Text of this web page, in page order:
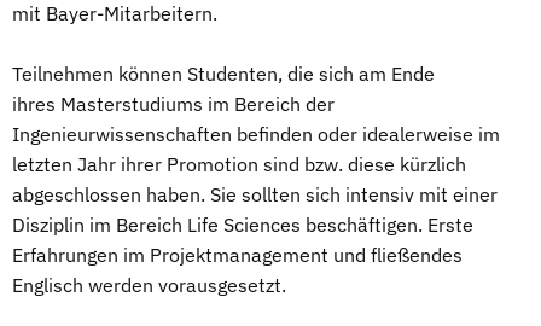
mit Bayer-Mitarbeitern.
Teilnehmen können Studenten, die sich am Ende
ihres Masterstudiums im Bereich der
Ingenieurwissenschaften befinden oder idealerweise im
letzten Jahr ihrer Promotion sind bzw. diese kürzlich
abgeschlossen haben. Sie sollten sich intensiv mit einer
Disziplin im Bereich Life Sciences beschäftigen. Erste
Erfahrungen im Projektmanagement und fließendes
Englisch werden vorausgesetzt.